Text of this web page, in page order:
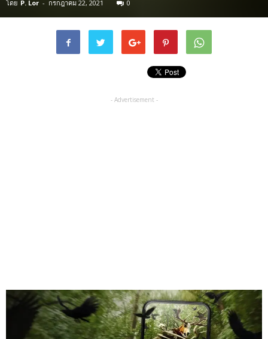
โดย P. Lor - กรกฎาคม 22, 2021 0
- Advertisement -